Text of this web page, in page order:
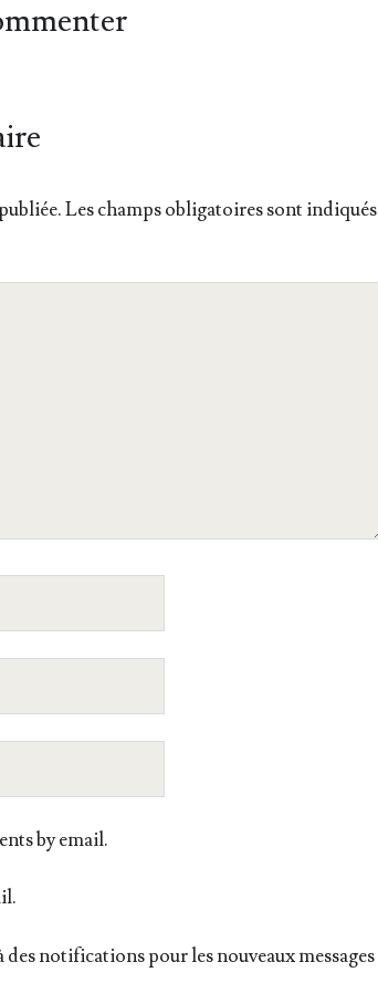
Les champs obligatoires sont indiqués
by email.
notifications pour les nouveaux messages